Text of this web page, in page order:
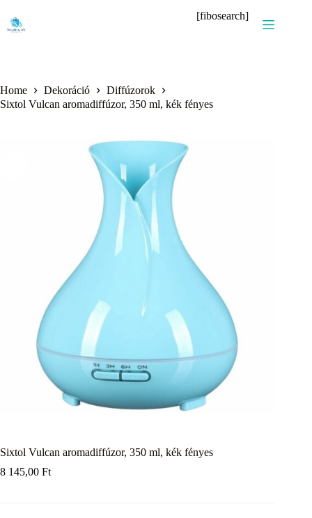
content
[fibosearch]
Home Dekoráció
Diffúzorok
Sixtol Vulcan aromadiffúzor, 350 ml, kék fényes
Sixtol Vulcan aromadiffúzor, 350 ml, kék fényes
8 145,00 Ft